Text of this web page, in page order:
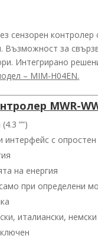
сензорен
Възможност за
Интегрирано
– MIM-H04EN.
MWR-
””)
интерфейс с
на енергия
при определени
италиански,